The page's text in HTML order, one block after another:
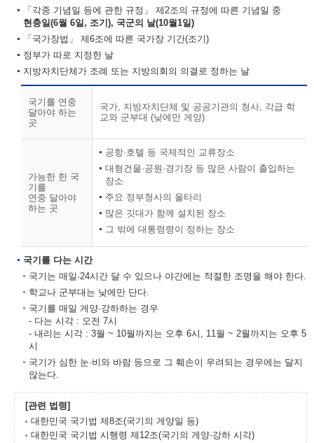
「각종 기념일 등에 관한 규정」 제2조의 규정에 따른 기념일 중
현충일(6월 6일, 조기), 국군의 날(10월1일)
「국가장법」 제6조에 따른 국가장 기간(조기)
정부가 따로 지정한 날
지방자치단체가 조례 또는 지방의회의 의결로 정하는 날
국기를 연중
달아야 하는
곳
국가, 지방자치단체 및 공공기관의 청사, 각급 학
교와 군부대 (낮에만 게양)
가능한 한 국
기를
연중 달아야
하는 곳
공항·호텔 등 국제적인 교류장소
대형건물·공원·경기장 등 많은 사람이 출입하는
장소
주요 정부청사의 울타리
많은 깃대가 함께 설치된 장소
그 밖에 대통령령이 정하는 장소
국기를 다는 시간
국기는 매일·24시간 달 수 있으나 야간에는 적절한 조명을 해야 한다.
학교나 군부대는 낮에만 단다.
국기를 매일 게양·강하하는 경우
- 다는 시각 : 오전 7시
- 내리는 시각 : 3월 ~ 10월까지는 오후 6시, 11월 ~ 2월까지는 오후 5
시
국기가 심한 눈·비와 바람 등으로 그 훼손이 우려되는 경우에는 달지
않는다.
[관련 법령]
대한민국 국기법 제8조(국기의 게양일 등)
대한민국 국기법 시행령 제12조(국기의 게양·강하 시각)